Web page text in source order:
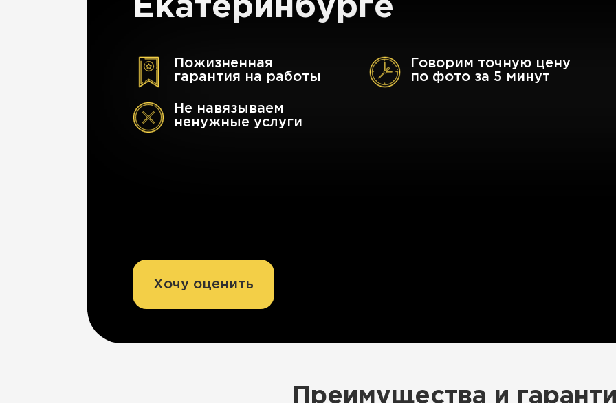
Екатеринбурге
Пожизненная
гарантия на работы
Говорим точную цену
по фото за 5 минут
Не навязываем
ненужные услуги
Хочу оценить
Преимущества и